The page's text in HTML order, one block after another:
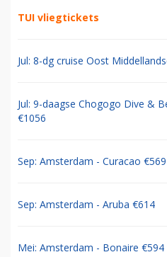
TUI vliegtickets
Jul: 8-dg cruise Oost
Jul: 9-daagse Chogogo Dive &
€1056
Sep: Amsterdam - Curacao €569
Sep: Amsterdam - Aruba €614
Mei: Amsterdam - Bonaire €594